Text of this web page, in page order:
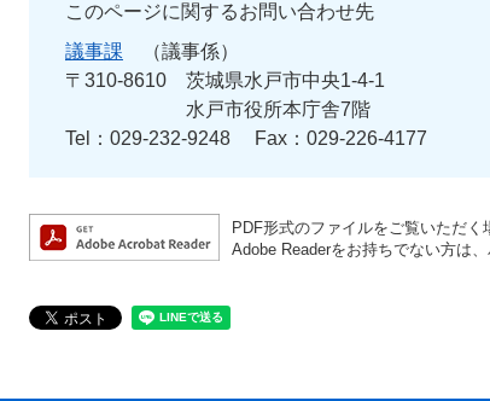
このページに関するお問い合わせ先
議事課
議事係
〒310-8610
茨城県水戸市中央1-4-1
水戸市役所本庁舎7階
Tel：029-232-9248
Fax：029-226-4177
PDF形式のファイルをご覧いただく
Adobe Readerをお持ちでない方は